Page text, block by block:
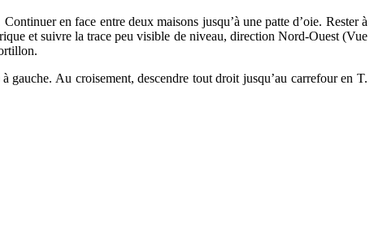
en face entre deux maisons jusqu’à une patte d’oie. Rester à
et suivre la trace peu visible de niveau, direction Nord-Ouest (Vue
Au croisement, descendre tout droit jusqu’au carrefour en T.